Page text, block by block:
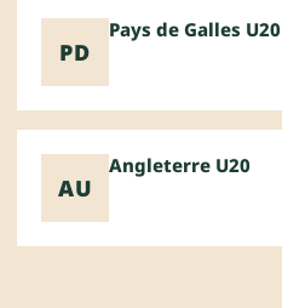
PD
Pays de Galles U20
AU
Angleterre U20